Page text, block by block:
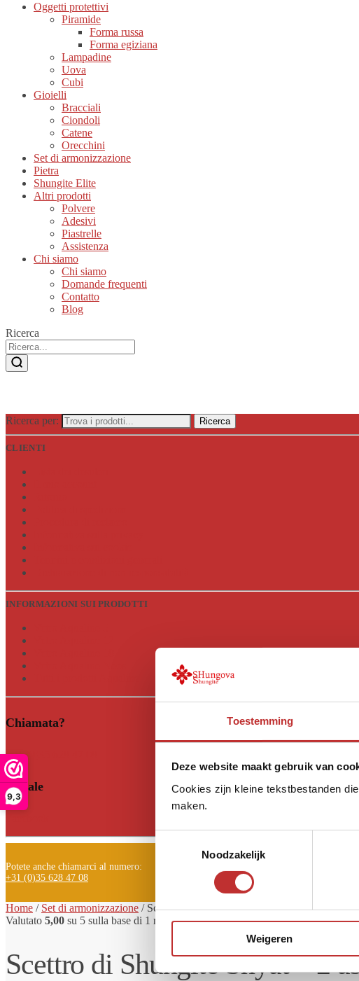
9,3
Toestemming
Deze website maakt gebruik van
Cookies zijn kleine tekstbestanden
maken.
Toestemmingsselectie
Noodzakelijk
Weigeren
Oggetti protettivi
Piramide
Forma russa
Forma egiziana
Lampadine
Uova
Cubi
Gioielli
Bracciali
Ciondoli
Catene
Orecchini
Set di armonizzazione
Pietra
Shungite Elite
Altri prodotti
Polvere
Adesivi
Piastrelle
Assistenza
Chi siamo
Chi siamo
Domande frequenti
Contatto
Blog
Ricerca
Ricerca per: Ricerca
CLIENTI
INFORMAZIONI SUI PRODOTTI
Chiamata?
+31 (0)35 628 47 08
Sociale
Potete anche chiamarci al numero:
+31 (0)35 628 47 08
Home / Set di armonizzazione / Scettro di Shungite Snyat' - 2 aste antistress
Valutato 5,00 su 5 sulla base di 1 recensione del cliente
Scettro di Shungite Snyat' - 2